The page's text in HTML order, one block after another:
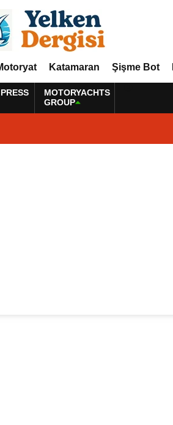
Katamaran Şişme Bot
MOTORYACHTS
GROUP